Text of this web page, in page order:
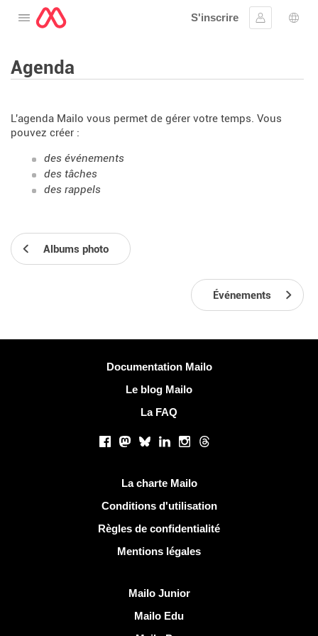
Ouvrir le menu
S'inscrire
Se
Agenda
L'agenda Mailo vous permet de gérer votre temps. Vous
pouvez créer :
des événements
des tâches
des rappels
Albums photo
Événements
Documentation Mailo
Le blog Mailo
La FAQ
Facebook
Mastodon
BlueskyLinkedInInstagram
Threads
La charte Mailo
Conditions d'utilisation
Règles de confidentialité
Mentions légales
Mailo Junior
Mailo Edu